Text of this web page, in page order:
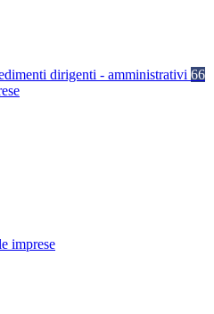
dirigenti - amministrativi 66
imprese